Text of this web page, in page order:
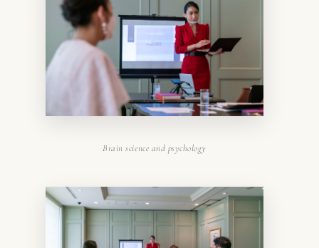
Brain science and psychology